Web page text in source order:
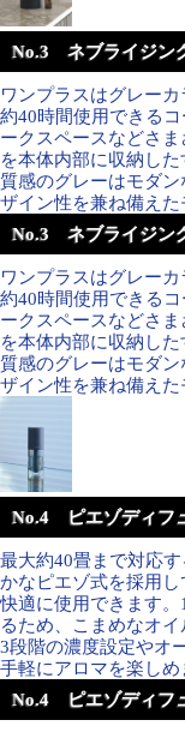
No.3 ネブライジン
ワンプラスはグレー
約40時間使用できる
ークスペースなどさ
を本体内部に収納し
質感のグレーはモダ
ザイン性を兼ね備えた
No.3 ネブライジン
ワンプラスはグレー
約40時間使用できる
ークスペースなどさ
を本体内部に収納し
質感のグレーはモダ
ザイン性を兼ね備えた
No.4 ピエゾディフ
最大約40畳まで対応
かなピエゾ式を採用
快適に使用できます
るため、こまめなオ
3段階の濃度設定やオ
手軽にアロマを楽しめ
No.4 ピエゾディフ